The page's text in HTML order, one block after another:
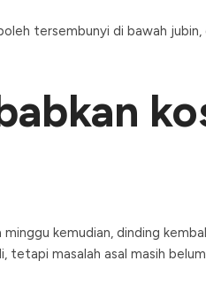
tersembunyi di bawah
kemudian, dinding
tetapi masalah asal masih